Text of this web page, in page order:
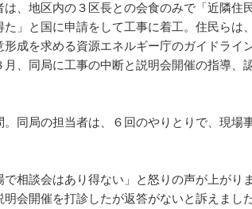
は、地区内の３区長との会食のみで「近隣住
た」と国に申請をして工事に着工。住民らは
形成を求める資源エネルギー庁のガイドライ
月、同局に工事の中断と説明会開催の指導、
同局の担当者は、６回のやりとりで、現場
談会はあり得ない」と怒りの声が上がり
会開催を打診したが返答がないと訴えました